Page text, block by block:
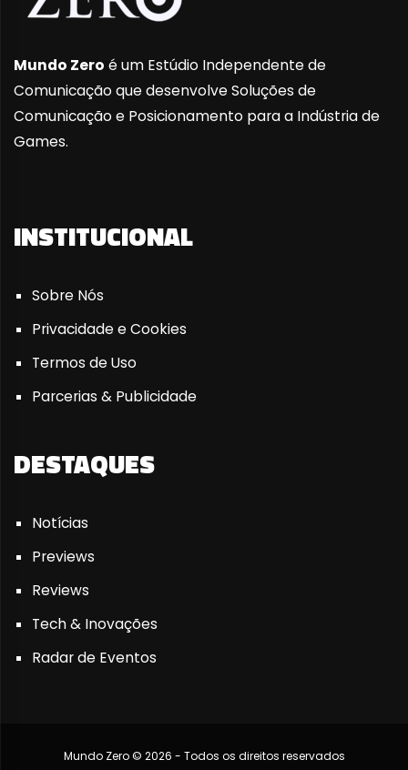
Mundo Zero é um Estúdio Independente de
Comunicação que desenvolve Soluções de
Comunicação e Posicionamento para a Indústria de
Games.
INSTITUCIONAL
Sobre Nós
Privacidade e Cookies
Termos de Uso
Parcerias & Publicidade
DESTAQUES
Notícias
Previews
Reviews
Tech & Inovações
Radar de Eventos
Mundo Zero © 2026 - Todos os direitos reservados